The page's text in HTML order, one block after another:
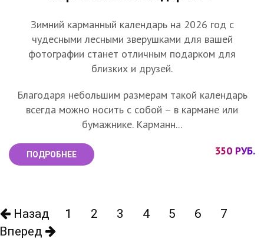
Зимний карманный календарь на 2026 год с
чудесными лесными зверушками для вашей
фотографии станет отличным подарком для
близких и друзей.
Благодаря небольшим размерам такой календарь
всегда можно носить с собой – в кармане или
бумажнике. Карманн...
ПОДРОБНЕЕ 350 РУБ.
Назад 1 2 3 4 5 6
7
Вперед